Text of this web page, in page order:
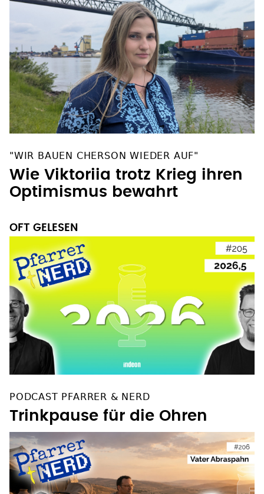
Wie Viktoriia trotz Krieg ihren
Optimismus bewahrt
Trinkpause für die Ohren